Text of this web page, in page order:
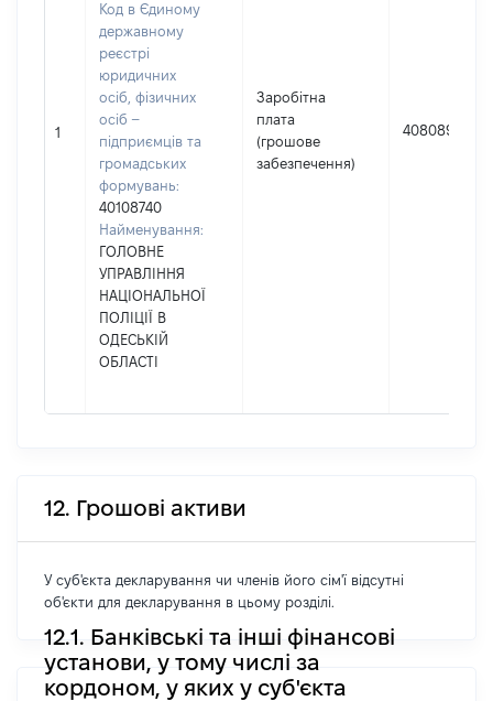
1
Код в Єдиному
державному
реєстрі
юридичних
осіб, фізичних
осіб –
підприємців та
громадських
формувань:
40108740
Найменування:
ГОЛОВНЕ
УПРАВЛІННЯ
НАЦІОНАЛЬНОЇ
ПОЛІЦІЇ В
ОДЕСЬКІЙ
ОБЛАСТІ
Заробітна
плата
(грошове
забезпечення)
408089
12. Грошові активи
У суб'єкта декларування чи членів його сім'ї відсутні
об'єкти для декларування в цьому розділі.
12.1. Банківські та інші фінансові
установи, у тому числі за
кордоном, у яких у суб'єкта